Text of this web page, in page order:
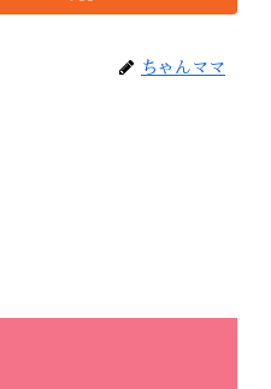
ちゃんママ